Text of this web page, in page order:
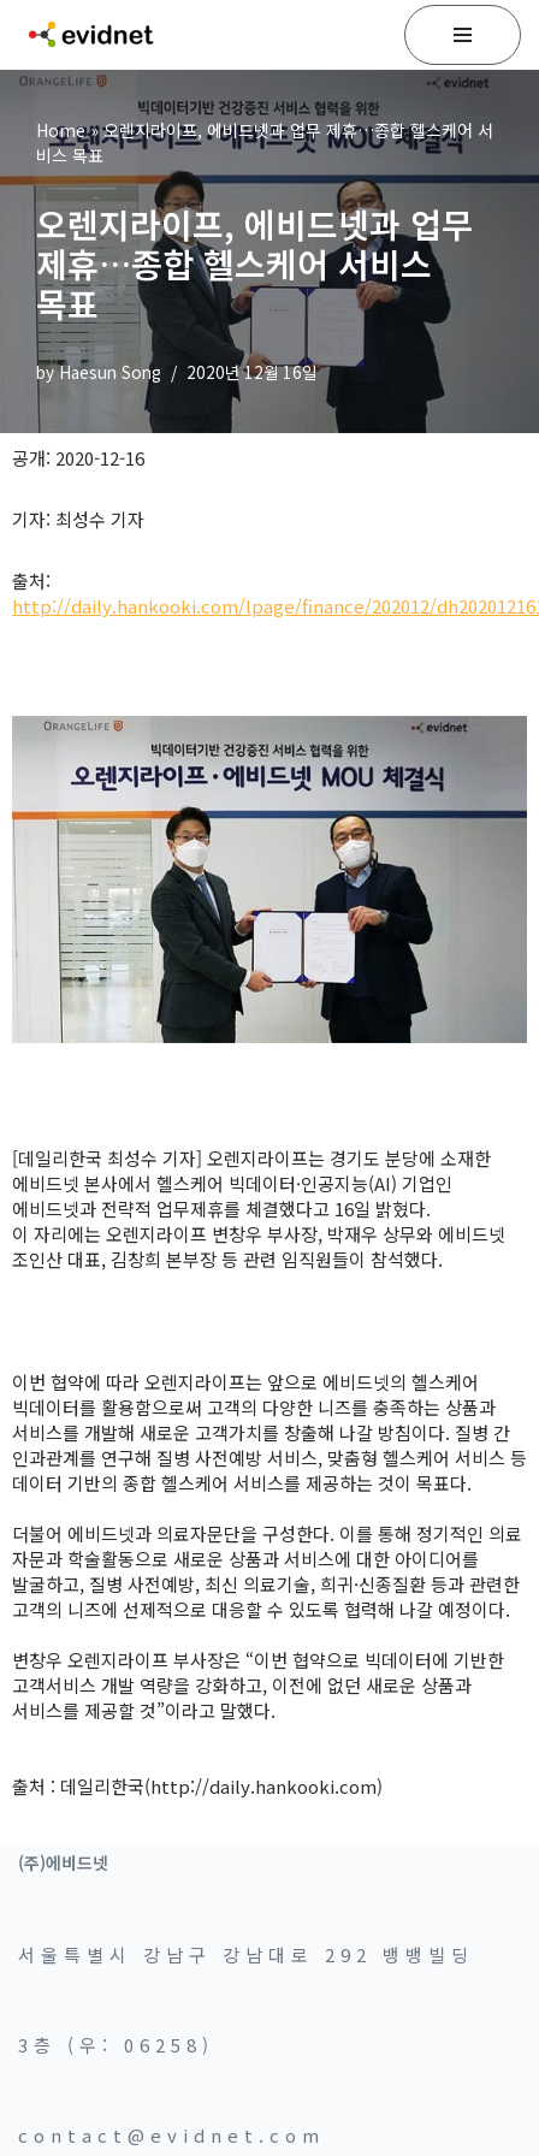
텐
너
Home»오렌지라이프, 에비드넷과 업무 제휴…종합 헬스케어 서
비스 목표
오렌지라이프, 에비드넷과 업무
제휴…종합 헬스케어 서비스
목표
byHaesun Song 2020년 12월 16일
공개: 2020-12-16
기자: 최성수 기자
출처:
http://daily.hankooki.com/lpage/finance/202012/
[데일리한국 최성수 기자] 오렌지라이프는 경기도 분당에 소재한
에비드넷 본사에서 헬스케어 빅데이터·인공지능(AI) 기업인
에비드넷과 전략적 업무제휴를 체결했다고 16일 밝혔다.
이 자리에는 오렌지라이프 변창우 부사장, 박재우 상무와 에비드넷
조인산 대표, 김창희 본부장 등 관련 임직원들이 참석했다.
이번 협약에 따라 오렌지라이프는 앞으로 에비드넷의 헬스케어
빅데이터를 활용함으로써 고객의 다양한 니즈를 충족하는 상품과
서비스를 개발해 새로운 고객가치를 창출해 나갈 방침이다. 질병 간
인과관계를 연구해 질병 사전예방 서비스, 맞춤형 헬스케어 서비스 등
데이터 기반의 종합 헬스케어 서비스를 제공하는 것이 목표다.
더불어 에비드넷과 의료자문단을 구성한다. 이를 통해 정기적인 의료
자문과 학술활동으로 새로운 상품과 서비스에 대한 아이디어를
발굴하고, 질병 사전예방, 최신 의료기술, 희귀·신종질환 등과 관련한
고객의 니즈에 선제적으로 대응할 수 있도록 협력해 나갈 예정이다.
변창우 오렌지라이프 부사장은 “이번 협약으로 빅데이터에 기반한
고객서비스 개발 역량을 강화하고, 이전에 없던 새로운 상품과
서비스를 제공할 것”이라고 말했다.
출처 : 데일리한국(http://daily.hankooki.com)
(주)에비드넷
서울특별시 강남구 강남대로 292 뱅뱅빌딩
3층 (우: 06258)
contact@evidnet.com